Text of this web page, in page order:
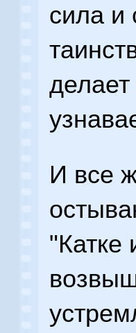
сила и
делает
И все
"Катке